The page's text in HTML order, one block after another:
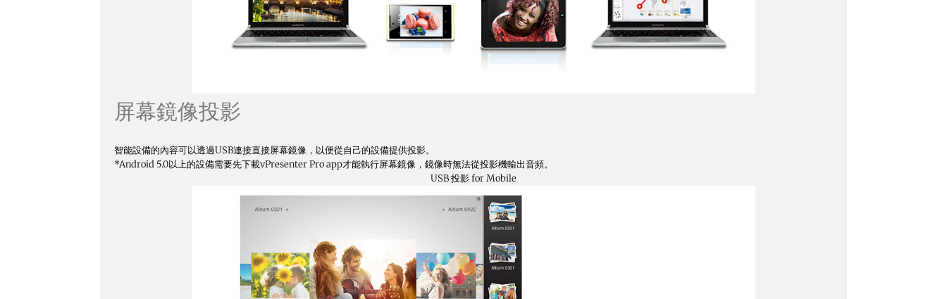
屏幕鏡像投影
智能設備的內容可以透過USB連接直接屏幕鏡像，以便從自己的設備提供投影。
*Android 5.0以上的設備需要先下載vPresenter Pro app才能執行屏幕鏡像，鏡像時無法從投影機輸出音頻。
USB 投影for Mobile